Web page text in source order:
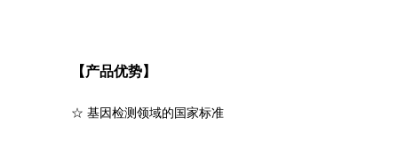
【产品优势】
☆ 基因检测领域的国家标准